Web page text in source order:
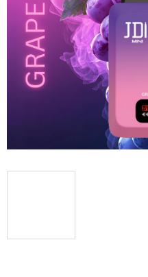
hvězdiček.